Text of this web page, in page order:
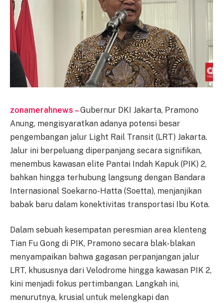
zonamerahnews –Gubernur DKI Jakarta, Pramono
Anung, mengisyaratkan adanya potensi besar
pengembangan jalur Light Rail Transit (LRT) Jakarta.
Jalur ini berpeluang diperpanjang secara signifikan,
menembus kawasan elite Pantai Indah Kapuk (PIK) 2,
bahkan hingga terhubung langsung dengan Bandara
Internasional Soekarno-Hatta (Soetta), menjanjikan
babak baru dalam konektivitas transportasi Ibu Kota.
Dalam sebuah kesempatan peresmian area klenteng
Tian Fu Gong di PIK, Pramono secara blak-blakan
menyampaikan bahwa gagasan perpanjangan jalur
LRT, khususnya dari Velodrome hingga kawasan PIK 2,
kini menjadi fokus pertimbangan. Langkah ini,
menurutnya, krusial untuk melengkapi dan